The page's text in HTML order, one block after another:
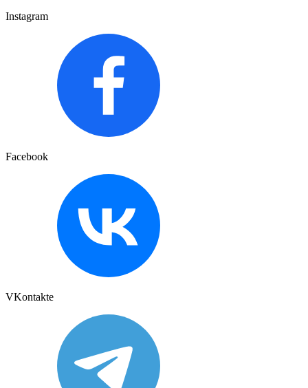
Instagram
Facebook
VKontakte